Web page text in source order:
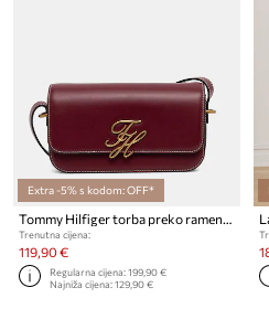
Extra -5% s kodom: OFF*
Tommy Hilfiger torba preko ramena za žene kožna
Trenutna cijena:
119,90 €
Regularna cijena:199,90 €
Najniža cijena:129,90 €